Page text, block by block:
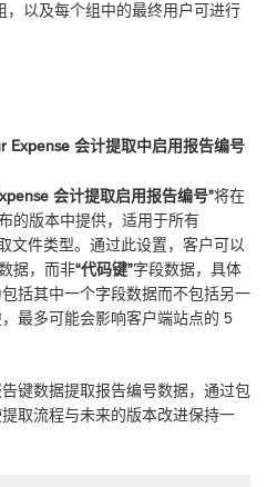
，以及每个组中的最终用户可进行
Expense 会计提取中启用报告编号
会计提取启用报告编号”将在
的版本中提供，适用于所有
文件类型。通过此设置，客户可以
据，而非“代码键”字段数据，具体
括其中一个字段数据而不包括另一
最多可能会影响客户端站点的 5
键数据提取报告编号数据，通过包
取流程与未来的版本改进保持一